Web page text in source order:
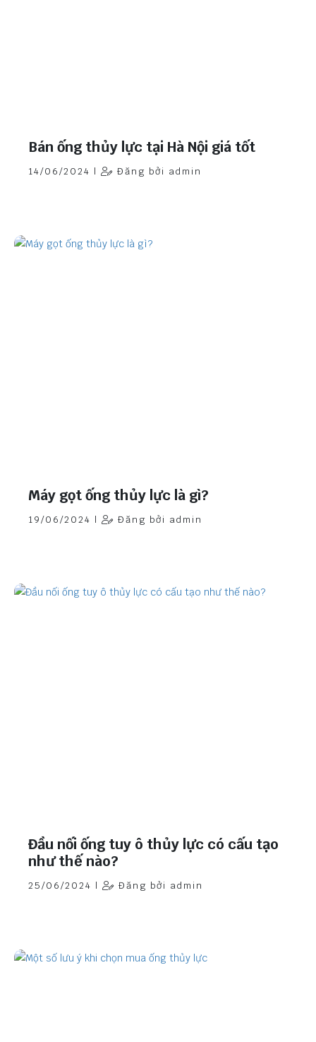
Bán ống thủy lực tại Hà Nội giá tốt
14/06/2024 | Đăng bởi admin
Máy gọt ống thủy lực là gì?
19/06/2024 | Đăng bởi admin
Đầu nối ống tuy ô thủy lực có cấu tạo
như thế nào?
25/06/2024 | Đăng bởi admin